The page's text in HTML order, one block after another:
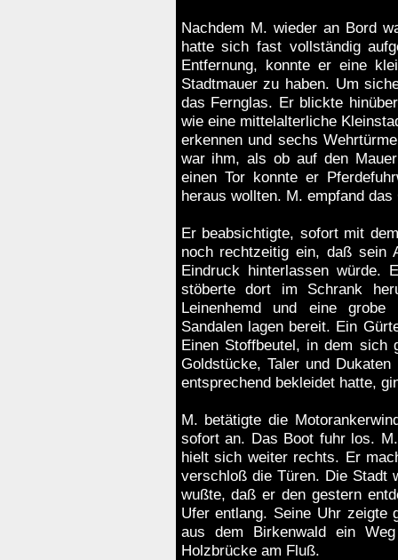
Nachdem M. wieder an Bord
hatte sich fast vollständig
Entfernung, konnte er eine
Stadtmauer zu haben. Um
das Fernglas. Er blickte
wie eine mittelalterliche
erkennen und sechs
war ihm, als ob auf den
einen Tor konnte er
heraus wollten. M. empfand
Er beabsichtigte, sofort mit
noch rechtzeitig ein, daß sein
Eindruck hinterlassen würde.
stöberte dort im Schrank
Leinenhemd und eine grobe
Sandalen lagen bereit. Ein
Einen Stoffbeutel, in dem sich
Goldstücke, Taler und
entsprechend bekleidet hatte,
M. betätigte die
sofort an. Das Boot fuhr los.
hielt sich weiter rechts. Er
verschloß die Türen. Die Stadt
wußte, daß er den gestern
Ufer entlang. Seine Uhr zeigte
aus dem Birkenwald ein
Holzbrücke am Fluß.